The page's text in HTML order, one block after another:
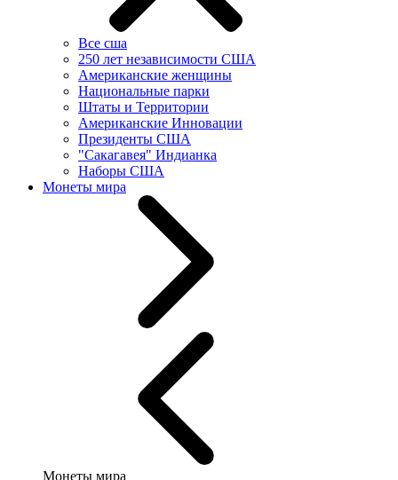
Все сша
250 лет независимости США
Американские женщины
Национальные парки
Штаты и Территории
Американские Инновации
Президенты США
"Сакагавея" Индианка
Наборы США
Монеты мира
Монеты мира